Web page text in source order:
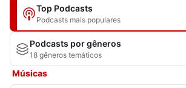
Top Podcasts
Podcasts mais populares
Podcasts por gêneros
18 gêneros temáticos
Músicas